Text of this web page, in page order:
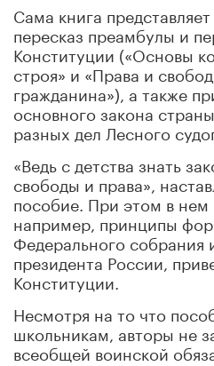
Сама книга
пересказ преамбулы и
Конституции («Основы
строя» и «Права и
гражданина»), а также
основного закона
разных дел Лесного
«Ведь с детства знать
свободы и права»,
пособие. При этом в нем
например, принципы
Федерального собрания
президента России,
Конституции.
Несмотря на то что
школьникам, авторы не
всеобщей воинской